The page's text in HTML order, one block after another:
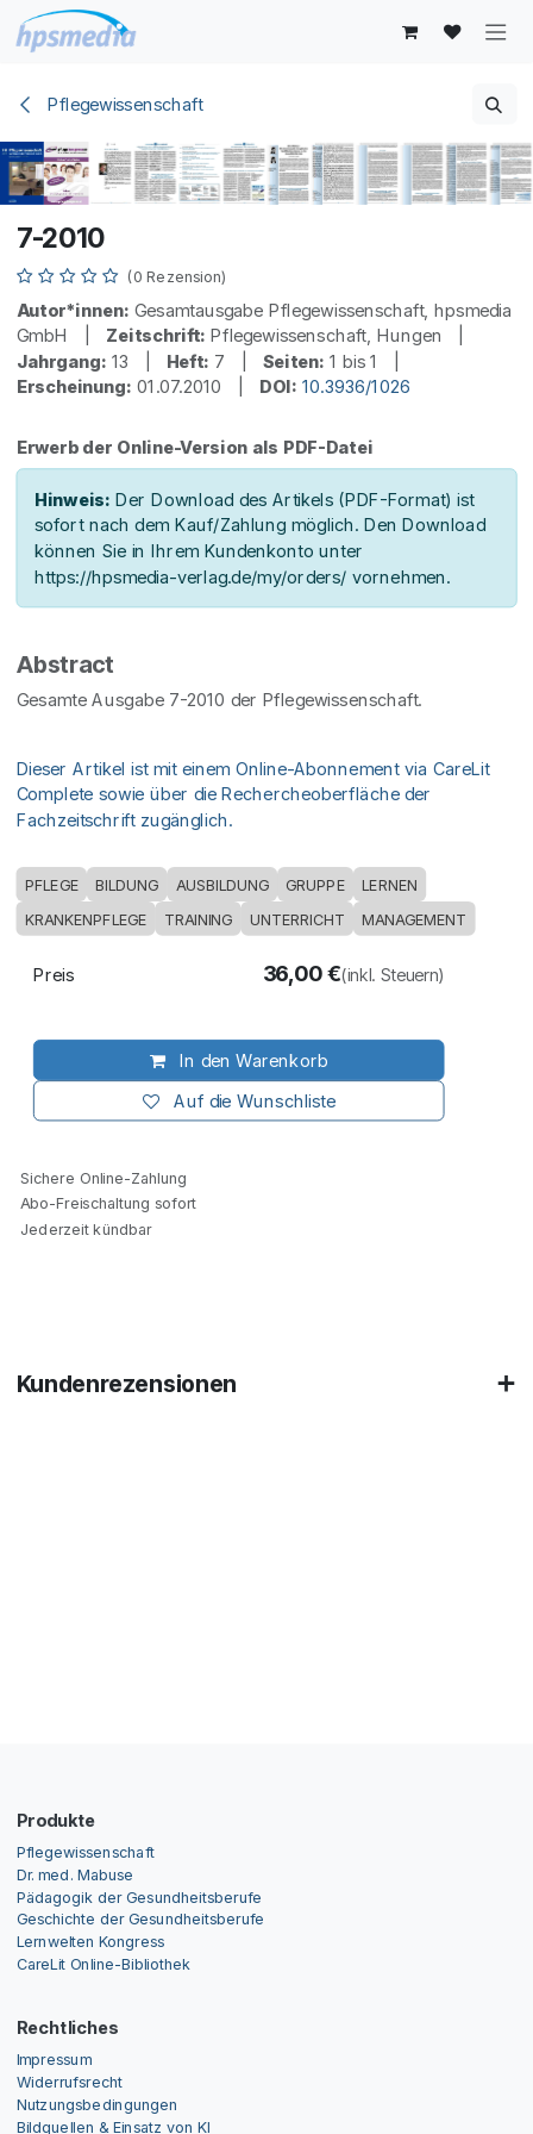
Zum Inhalt springen
Pflegewissenschaft
7-2010
(0 Rezension)
Autor*innen: Gesamtausgabe Pflegewissenschaft, hpsmedia
GmbH | Zeitschrift: Pflegewissenschaft, Hungen |
Jahrgang: 13 | Heft: 7 | Seiten: 1 bis 1 |
Erscheinung: 01.07.2010 | DOI: 10.3936/1026
Erwerb der Online-Version als PDF-Datei
Hinweis: Der Download des Artikels (PDF-Format) ist
sofort nach dem Kauf/Zahlung möglich. Den Download
können Sie in Ihrem Kundenkonto unter
https://hpsmedia-verlag.de/my/orders/ vornehmen.
Abstract
Gesamte Ausgabe 7-2010 der Pflegewissenschaft.
Dieser Artikel ist mit einem Online-Abonnement via CareLit
Complete sowie über die Rechercheoberfläche der
Fachzeitschrift zugänglich.
PFLEGE BILDUNG AUSBILDUNG GRUPPE LERNEN
KRANKENPFLEGE TRAINING UNTERRICHT MANAGEMENT
In den Warenkorb
Auf die Wunschliste
Preis 36,00€(inkl. Steuern)
Sichere Online-Zahlung
Abo-Freischaltung sofort
Jederzeit kündbar
Kundenrezensionen
Produkte
Pflegewissenschaft
Dr. med. Mabuse
Pädagogik der Gesundheitsberufe
Geschichte der Gesundheitsberufe
Lernwelten Kongress
CareLit Online-Bibliothek
Rechtliches
Impressum
Widerrufsrecht
Nutzungsbedingungen
Bildquellen & Einsatz von KI